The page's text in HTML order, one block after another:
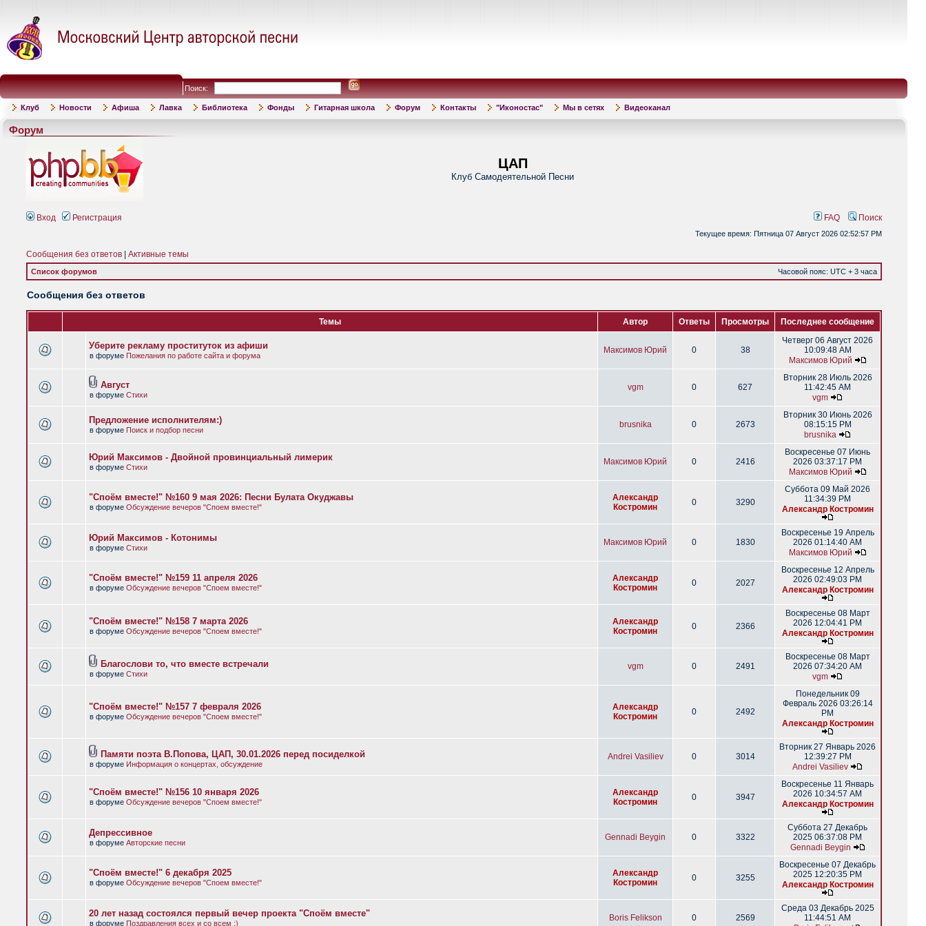
Поиск:
Клуб Новости Афиша Лавка Библиотека Фонды Гитарная школа Форум Контакты "Иконостас" Мы в сетях Видеоканал
Форум
ЦАП
Клуб Самодеятельной Песни
Вход Регистрация FAQ Поиск
Текущее время: Пятница 07 Август 2026 02:52:57 PM
Сообщения без ответов Активные темы
Список форумов Часовой пояс: UTC + 3 часа
Сообщения без ответов
Темы Автор Ответы Просмотры Последнее сообщение
Уберите рекламу проституток из афиши
в форуме Пожелания по работе сайта и форума
Максимов Юрий 0 38
Четверг 06 Август 2026
10:09:48 AM
Максимов Юрий
Август
в форуме Стихи
vgm 0 627
Вторник 28 Июль 2026
11:42:45 AM
vgm
Предложение исполнителям:)
в форуме Поиск и подбор песни
brusnika 0 2673
Вторник 30 Июнь 2026
08:15:15 PM
brusnika
Юрий Максимов - Двойной провинциальный лимерик
в форуме Стихи
Максимов Юрий 0 2416
Воскресенье 07 Июнь
2026 03:37:17 PM
Максимов Юрий
"Споём вместе!" №160 9 мая 2026: Песни Булата Окуджавы
в форуме Обсуждение вечеров "Споем вместе!"
Александр
Костромин
0 3290
Суббота 09 Май 2026
11:34:39 PM
Александр Костромин
Юрий Максимов - Котонимы
в форуме Стихи
Максимов Юрий 0 1830
Воскресенье 19 Апрель
2026 01:14:40 AM
Максимов Юрий
"Споём вместе!" №159 11 апреля 2026
в форуме Обсуждение вечеров "Споем вместе!"
Александр
Костромин
0 2027
Воскресенье 12 Апрель
2026 02:49:03 PM
Александр Костромин
"Споём вместе!" №158 7 марта 2026
в форуме Обсуждение вечеров "Споем вместе!"
Александр
Костромин
0 2366
Воскресенье 08 Март
2026 12:04:41 PM
Александр Костромин
Благослови то, что вместе встречали
в форуме Стихи
vgm 0 2491
Воскресенье 08 Март
2026 07:34:20 AM
vgm
"Споём вместе!" №157 7 февраля 2026
в форуме Обсуждение вечеров "Споем вместе!"
Александр
Костромин
0 2492
Понедельник 09
Февраль 2026 03:26:14
PM
Александр Костромин
Памяти поэта В.Попова, ЦАП, 30.01.2026 перед посиделкой
в форуме Информация о концертах, обсуждение
Andrei Vasiliev 0 3014
Вторник 27 Январь 2026
12:39:27 PM
Andrei Vasiliev
"Споём вместе!" №156 10 января 2026
в форуме Обсуждение вечеров "Споем вместе!"
Александр
Костромин
0 3947
Воскресенье 11 Январь
2026 10:34:57 AM
Александр Костромин
Депрессивное
в форуме Авторские песни
Gennadi Beygin 0 3322
Суббота 27 Декабрь
2025 06:37:08 PM
Gennadi Beygin
"Споём вместе!" 6 декабря 2025
в форуме Обсуждение вечеров "Споем вместе!"
Александр
Костромин
0 3255
Воскресенье 07 Декабрь
2025 12:20:35 PM
Александр Костромин
20 лет назад состоялся первый вечер проекта "Споём вместе"
в форуме Поздравления всех и со всем :)
Boris Felikson 0 2569
Среда 03 Декабрь 2025
11:44:51 AM